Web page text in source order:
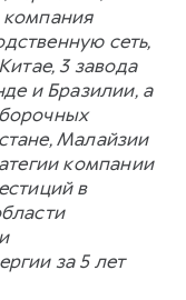
сеть,
3 завода
и Бразилии, а
Малайзии
компании
в
за 5 лет